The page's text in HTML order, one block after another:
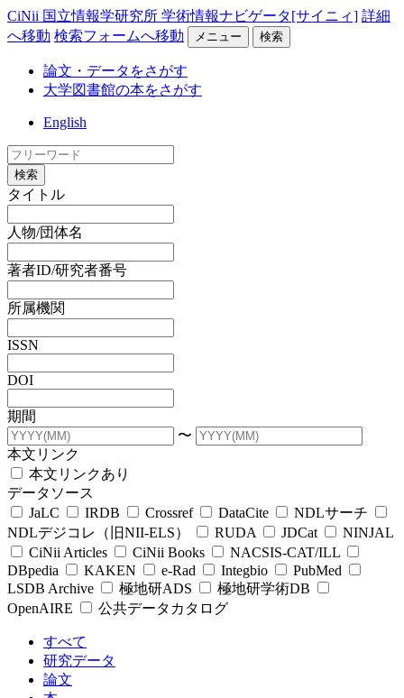
CiNii 国立情報学研究所 学術情報ナビゲータ[サイニィ] 詳細
へ移動 検索フォームへ移動 メニュー 検索
論文・データをさがす
大学図書館の本をさがす
English
検索
タイトル
人物/団体名
著者ID/研究者番号
所属機関
ISSN
DOI
期間
〜
本文リンク
本文リンクあり
データソース
JaLC
IRDB Crossref DataCite
NDLサーチ
NDLデジコレ（旧NII-ELS）
RUDA JDCat
NINJAL
CiNii Articles
CiNii Books
NACSIS-CAT/ILL
DBpedia
KAKEN e-Rad Integbio
PubMed
LSDB Archive
極地研ADS
極地研学術DB
OpenAIRE
公共データカタログ
すべて
研究データ
論文